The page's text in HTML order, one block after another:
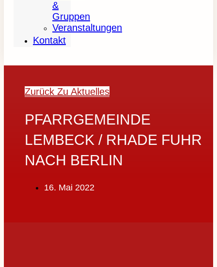
&
Gruppen
Veranstaltungen
Kontakt
Zurück Zu Aktuelles
PFARRGEMEINDE
LEMBECK / RHADE FUHR
NACH BERLIN
16. Mai 2022